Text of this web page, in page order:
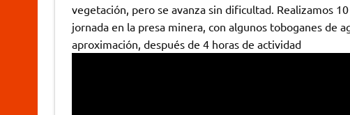
vegetación, pero se avanza sin dificultad. Realizamos
jornada en la presa minera, con algunos toboganes de
aproximación, después de 4 horas de actividad